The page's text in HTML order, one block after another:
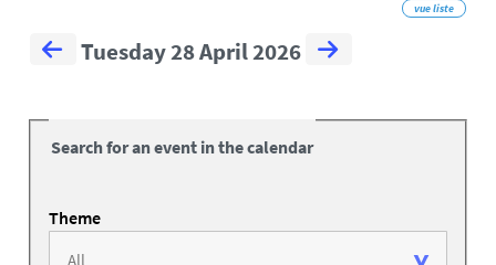
vue liste
Tuesday 28 April 2026
Search for an event in the calendar
Theme